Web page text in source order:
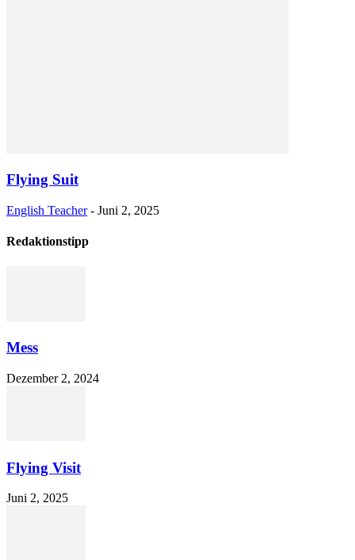
Flying Suit
English Teacher - Juni 2, 2025
Redaktionstipp
Mess
Dezember 2, 2024
Flying Visit
Juni 2, 2025